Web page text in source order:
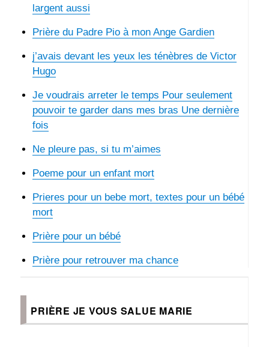
largent aussi
Prière du Padre Pio à mon Ange Gardien
j’avais devant les yeux les ténèbres de Victor
Hugo
Je voudrais arreter le temps Pour seulement
pouvoir te garder dans mes bras Une dernière
fois
Ne pleure pas, si tu m’aimes
Poeme pour un enfant mort
Prieres pour un bebe mort, textes pour un bébé
mort
Prière pour un bébé
Prière pour retrouver ma chance
PRIÈRE JE VOUS SALUE MARIE